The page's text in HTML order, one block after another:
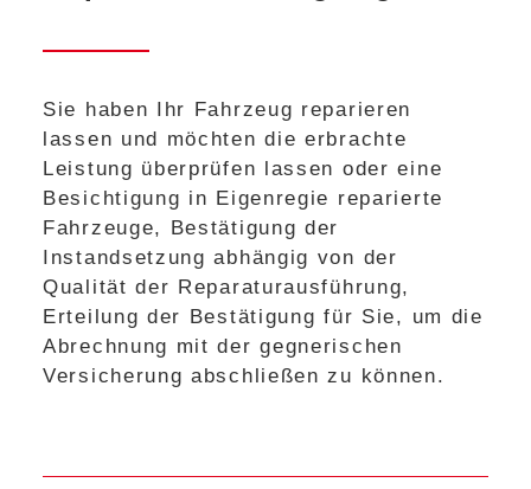
Sie haben Ihr Fahrzeug reparieren
lassen und möchten die erbrachte
Leistung überprüfen lassen oder eine
Besichtigung in Eigenregie reparierte
Fahrzeuge, Bestätigung der
Instandsetzung abhängig von der
Qualität der Reparaturausführung,
Erteilung der Bestätigung für Sie, um die
Abrechnung mit der gegnerischen
Versicherung abschließen zu können.